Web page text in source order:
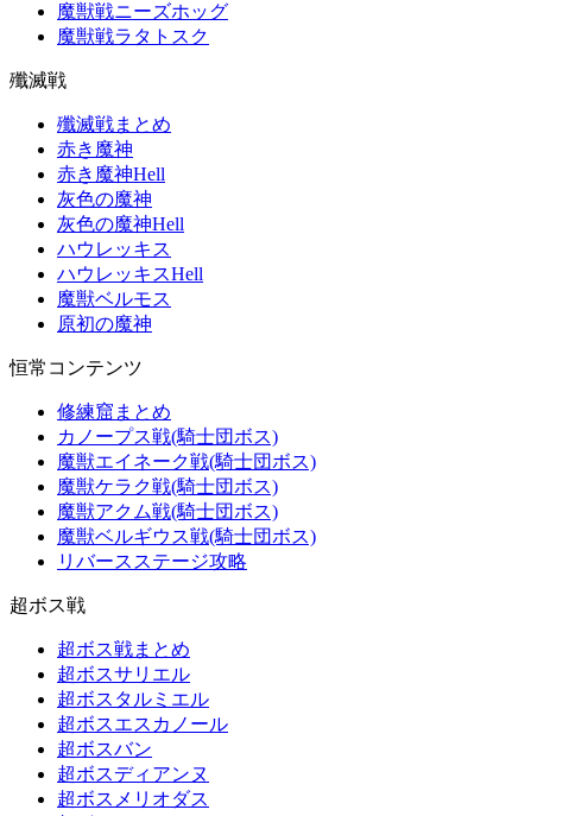
魔獣戦ニーズホッグ
魔獣戦ラタトスク
殲滅戦
殲滅戦まとめ
赤き魔神
赤き魔神Hell
灰色の魔神
灰色の魔神Hell
ハウレッキス
ハウレッキスHell
魔獣ベルモス
原初の魔神
恒常コンテンツ
修練窟まとめ
カノープス戦(騎士団ボス)
魔獣エイネーク戦(騎士団ボス)
魔獣ケラク戦(騎士団ボス)
魔獣アクム戦(騎士団ボス)
魔獣ベルギウス戦(騎士団ボス)
リバースステージ攻略
超ボス戦
超ボス戦まとめ
超ボスサリエル
超ボスタルミエル
超ボスエスカノール
超ボスバン
超ボスディアンヌ
超ボスメリオダス